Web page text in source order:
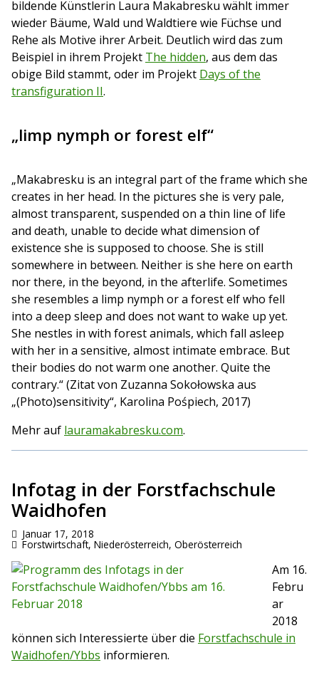
bildende Künstlerin Laura Makabresku wählt immer
wieder Bäume, Wald und Waldtiere wie Füchse und
Rehe als Motive ihrer Arbeit. Deutlich wird das zum
Beispiel in ihrem Projekt The hidden, aus dem das
obige Bild stammt, oder im Projekt Days of the
transfiguration II.
„limp nymph or forest elf“
„Makabresku is an integral part of the frame which she
creates in her head. In the pictures she is very pale,
almost transparent, suspended on a thin line of life
and death, unable to decide what dimension of
existence she is supposed to choose. She is still
somewhere in between. Neither is she here on earth
nor there, in the beyond, in the afterlife. Sometimes
she resembles a limp nymph or a forest elf who fell
into a deep sleep and does not want to wake up yet.
She nestles in with forest animals, which fall asleep
with her in a sensitive, almost intimate embrace. But
their bodies do not warm one another. Quite the
contrary.“ (Zitat von Zuzanna Sokołowska aus
„(Photo)sensitivity“, Karolina Pośpiech, 2017)
Mehr auf lauramakabresku.com.
Infotag in der Forstfachschule
Waidhofen
Januar 17, 2018
Forstwirtschaft, Niederösterreich, Oberösterreich
Am 16.
Febru
ar
2018
können sich Interessierte über die Forstfachschule in
Waidhofen/Ybbs informieren.